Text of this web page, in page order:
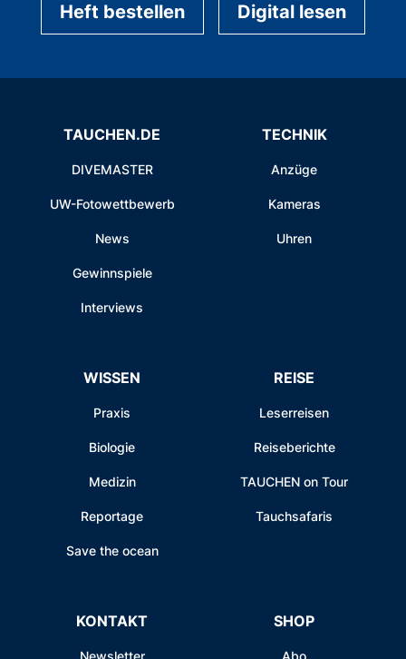
Heft bestellen Digital lesen
TAUCHEN.DE
DIVEMASTER
UW-Fotowettbewerb
News
Gewinnspiele
Interviews
TECHNIK
Anzüge
Kameras
Uhren
WISSEN
Praxis
Biologie
Medizin
Reportage
Save the ocean
REISE
Leserreisen
Reiseberichte
TAUCHEN on Tour
Tauchsafaris
KONTAKT SHOP